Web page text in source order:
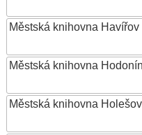
Městská knihovna Havířov
Městská knihovna Hodonín
Městská knihovna Holešov